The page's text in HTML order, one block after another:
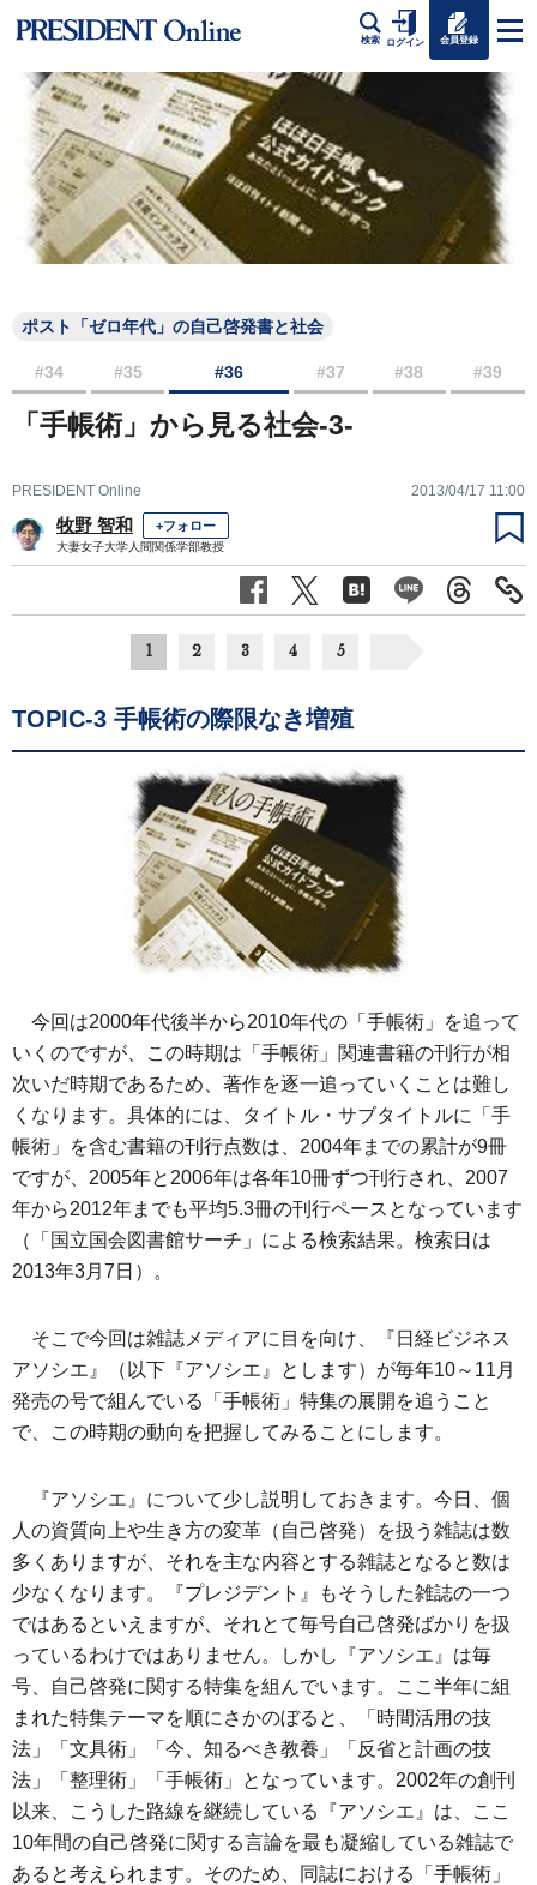
検索 ログイン 会員登録
ポスト「ゼロ年代」の自己啓発書と社会
#34 #35 #36 #37 #38 #39
「手帳術」から見る社会-3-
PRESIDENT Online 2013/04/17 11:00
牧野 智和 +フォロー
大妻女子大学人間関係学部教授
1 2 3 4 5
TOPIC-3 手帳術の際限なき増殖
今回は2000年代後半から2010年代の「手帳術」を追って
いくのですが、この時期は「手帳術」関連書籍の刊行が相
次いだ時期であるため、著作を逐一追っていくことは難し
くなります。具体的には、タイトル・サブタイトルに「手
帳術」を含む書籍の刊行点数は、2004年までの累計が9冊
ですが、2005年と2006年は各年10冊ずつ刊行され、2007
年から2012年までも平均5.3冊の刊行ペースとなっています
（「国立国会図書館サーチ」による検索結果。検索日は
2013年3月7日）。
そこで今回は雑誌メディアに目を向け、『日経ビジネス
アソシエ』（以下『アソシエ』とします）が毎年10～11月
発売の号で組んでいる「手帳術」特集の展開を追うこと
で、この時期の動向を把握してみることにします。
『アソシエ』について少し説明しておきます。今日、個
人の資質向上や生き方の変革（自己啓発）を扱う雑誌は数
多くありますが、それを主な内容とする雑誌となると数は
少なくなります。『プレジデント』もそうした雑誌の一つ
ではあるといえますが、それとて毎号自己啓発ばかりを扱
っているわけではありません。しかし『アソシエ』は毎
号、自己啓発に関する特集を組んでいます。ここ半年に組
まれた特集テーマを順にさかのぼると、「時間活用の技
法」「文具術」「今、知るべき教養」「反省と計画の技
法」「整理術」「手帳術」となっています。2002年の創刊
以来、こうした路線を継続している『アソシエ』は、ここ
10年間の自己啓発に関する言論を最も凝縮している雑誌で
あると考えられます。そのため、同誌における「手帳術」